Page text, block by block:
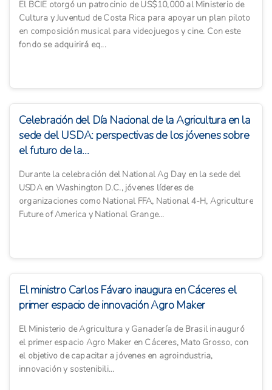
El BCIE otorgó un patrocinio de US$10,000 al Ministerio de
Cultura y Juventud de Costa Rica para apoyar un plan piloto
en composición musical para videojuegos y cine. Con este
fondo se adquirirá eq...
Celebración del Día Nacional de la Agricultura en la
sede del USDA: perspectivas de los jóvenes sobre
el futuro de la...
Durante la celebración del National Ag Day en la sede del
USDA en Washington D.C., jóvenes líderes de
organizaciones como National FFA, National 4-H, Agriculture
Future of America y National Grange...
El ministro Carlos Fávaro inaugura en Cáceres el
primer espacio de innovación Agro Maker
El Ministerio de Agricultura y Ganadería de Brasil inauguró
el primer espacio Agro Maker en Cáceres, Mato Grosso, con
el objetivo de capacitar a jóvenes en agroindustria,
innovación y sostenibili...